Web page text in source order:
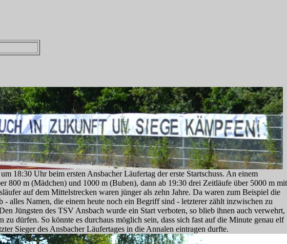
18:30 Uhr beim ersten Ansbacher Läufertag der erste Startschuss. An einem
800 m (Mädchen) und 1000 m (Buben), dann ab 19:30 drei Zeitläufe über 5000 m mit
auf dem Mittelstrecken waren jünger als zehn Jahre. Da waren zum Beispiel die
Namen, die einem heute noch ein Begriff sind - letzterer zählt inzwischen zu
Jüngsten des TSV Ansbach wurde ein Start verboten, so blieb ihnen auch verwehrt,
dürfen. So könnte es durchaus möglich sein, dass sich fast auf die Minute genau elf
Sieger des Ansbacher Läufertages in die Annalen eintragen durfte.